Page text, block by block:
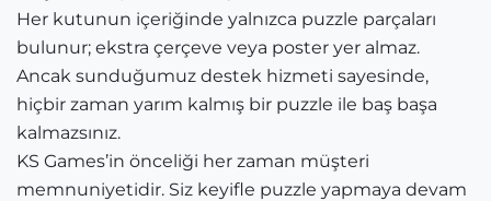
Her kutunun içeriğinde yalnızca puzzle parçaları
bulunur; ekstra çerçeve veya poster yer almaz.
Ancak sunduğumuz destek hizmeti sayesinde,
hiçbir zaman yarım kalmış bir puzzle ile baş başa
kalmazsınız.
KS Games’in önceliği her zaman müşteri
memnuniyetidir. Siz keyifle puzzle yapmaya devam